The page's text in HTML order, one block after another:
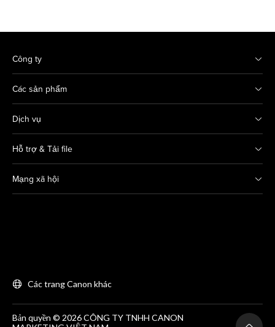
Công ty
Các sản phẩm
Dịch vụ
Hỗ trợ & Tải file
Mạng xã hội
Các trang Canon khác
Bản quyền © 2026 CÔNG TY TNHH CANON